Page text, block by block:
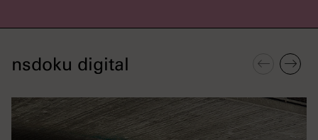
nsdoku digital